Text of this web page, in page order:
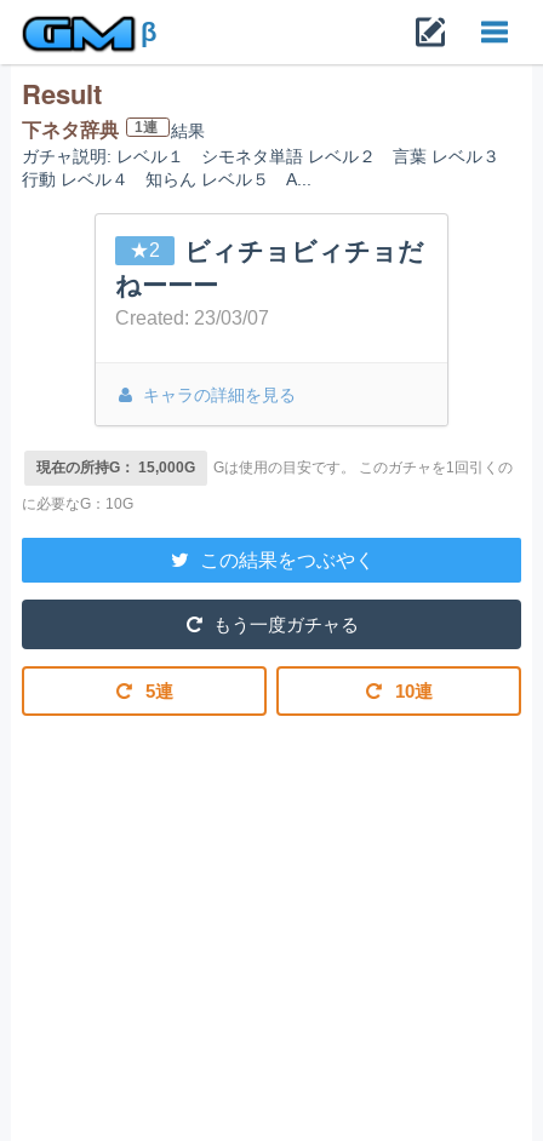
β
Result
下ネタ辞典 1連
結果
ガチャ説明: レベル１ シモネタ単語 レベル２ 言葉 レベル３
行動 レベル４ 知らん レベル５ A...
★2
ビィチョビィチョだ
ねーーー
Created: 23/03/07
キャラの詳細を見る
現在の所持G： 15,000G Gは使用の目安です。 このガチャを1回引くの
に必要なG：10G
この結果をつぶやく
もう一度ガチャる
5連 10連